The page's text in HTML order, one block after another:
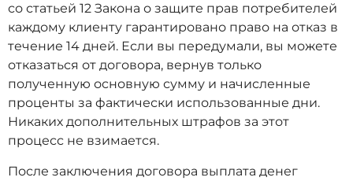
со статьей 12 Закона о защите прав потребителей
каждому клиенту гарантировано право на отказ в
течение 14 дней. Если вы передумали, вы можете
отказаться от договора, вернув только
полученную основную сумму и начисленные
проценты за фактически использованные дни.
Никаких дополнительных штрафов за этот
процесс не взимается.
После заключения договора выплата денег